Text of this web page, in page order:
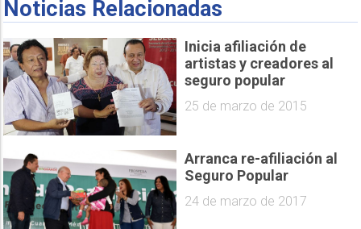
Noticias Relacionadas
Inicia afiliación de
artistas y creadores al
seguro popular
25 de marzo de 2015
Arranca re-afiliación al
Seguro Popular
24 de marzo de 2017